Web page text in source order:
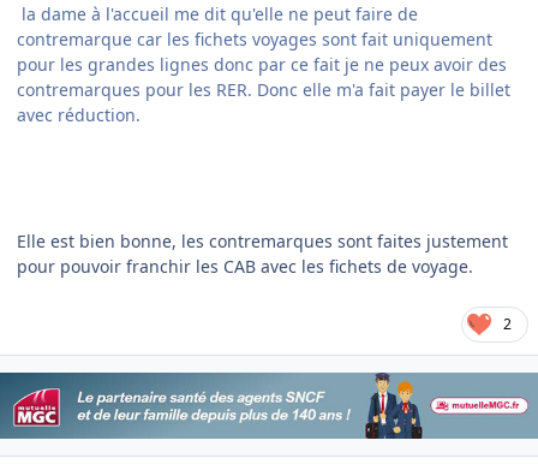
la dame à l'accueil me dit qu'elle ne peut faire de
contremarque car les fichets voyages sont fait uniquement
pour les grandes lignes donc par ce fait je ne peux avoir des
contremarques pour les RER. Donc elle m'a fait payer le billet
avec réduction.
Elle est bien bonne, les contremarques sont faites justement
pour pouvoir franchir les CAB avec les fichets de voyage.
2